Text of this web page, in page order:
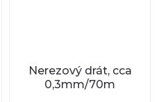
Nerezový drát, cca
0,3mm/70m